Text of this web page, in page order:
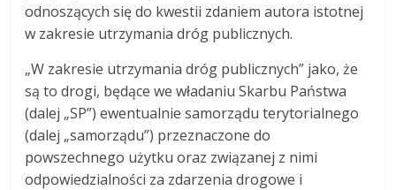
odnoszących się do kwestii zdaniem autora istotnej
w zakresie utrzymania dróg publicznych.
„W zakresie utrzymania dróg publicznych” jako, że
są to drogi, będące we władaniu Skarbu Państwa
(dalej „SP”) ewentualnie samorządu terytorialnego
(dalej „samorządu”) przeznaczone do
powszechnego użytku oraz związanej z nimi
odpowiedzialności za zdarzenia drogowe i